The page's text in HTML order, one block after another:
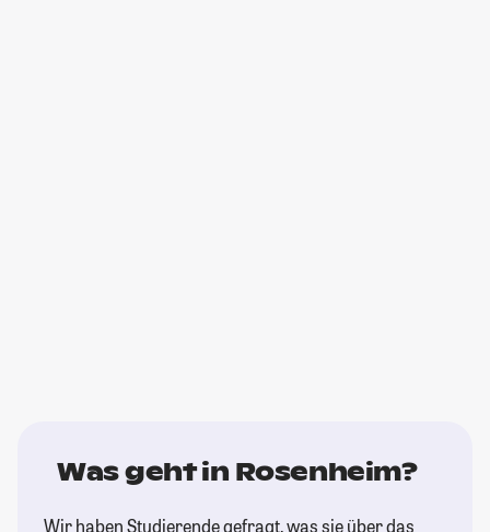
Was geht in Rosenheim?
Wir haben Studierende gefragt, was sie über das